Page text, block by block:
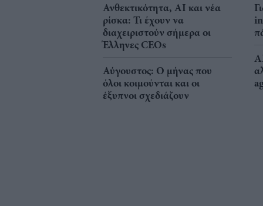
Ανθεκτικότητα, AI και νέα
ρίσκα: Τι έχουν να
διαχειριστούν σήμερα οι
Έλληνες CEOs
Αύγουστος: Ο μήνας που
όλοι κοιμούνται και οι
έξυπνοι σχεδιάζουν